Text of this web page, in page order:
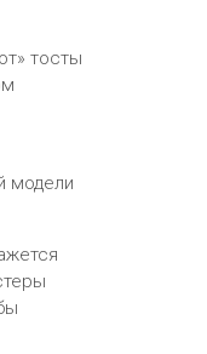
тосты
модели